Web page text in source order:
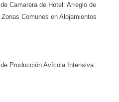
Camarera de Hotel: Arreglo de
Comunes en Alojamientos
Producción Avícola Intensiva